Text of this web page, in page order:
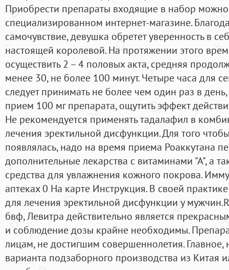
Приобрести препараты входящие в набор
специализированном интернет-магазине.
самочувствие, девушка обретет уверенность в
настоящей королевой. На протяжении этого
осуществить 2 – 4 половых акта, средняя
менее 30, не более 100 минут. Четыре часа для
следует принимать не более чем один раз в
прием 100 мг препарата, ощутить эффект
Не рекомендуется применять тадалафил в
лечения эректильной дисфункции. Для того
появлялась, надо на время приема Роаккутана
дополнительные лекарства с витаминами "А", а
средства для увлажнения кожного покрова.
аптеках 0 На карте Инструкция. В своей
для лечения эректильной дисфункции у
бвф, Левитра действительно является
и соблюдение дозы крайне необходимы.
лицам, не достигшим совершеннолетия. Главное,
варианта подзаборного производства из Китая